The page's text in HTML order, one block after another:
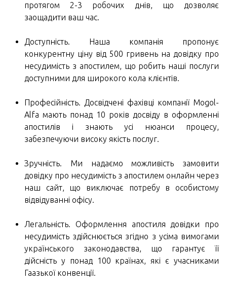
протягом 2-3 робочих днів, що дозволяє
заощадити ваш час.
Доступність. Наша компанія пропонує
конкурентну ціну від 500 гривень на довідку про
несудимість з апостилем, що робить наші послуги
доступними для широкого кола клієнтів.
Професійність. Досвідчені фахівці компанії Mogol-
Alfa мають понад 10 років досвіду в оформленні
апостилів і знають усі нюанси процесу,
забезпечуючи високу якість послуг.
Зручність. Ми надаємо можливість замовити
довідку про несудимість з апостилем онлайн через
наш сайт, що виключає потребу в особистому
відвідуванні офісу.
Легальність. Оформлення апостиля довідки про
несудимість здійснюється згідно з усіма вимогами
українського законодавства, що гарантує її
дійсність у понад 100 країнах, які є учасниками
Гаазької конвенції.